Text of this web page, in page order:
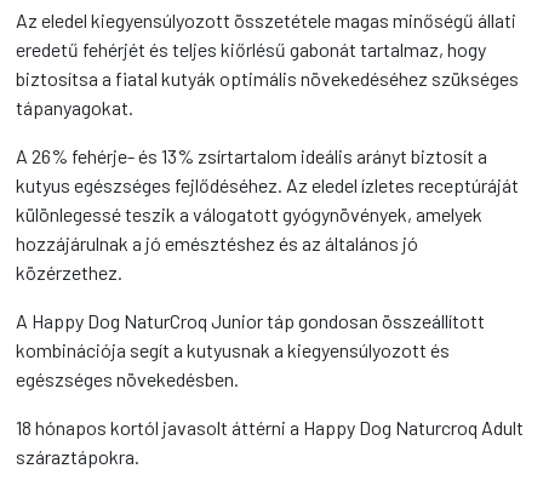
Az eledel kiegyensúlyozott összetétele magas minőségű állati
eredetű fehérjét és teljes kiőrlésű gabonát tartalmaz, hogy
biztosítsa a fiatal kutyák optimális növekedéséhez szükséges
tápanyagokat.
A 26% fehérje- és 13% zsírtartalom ideális arányt biztosít a
kutyus egészséges fejlődéséhez. Az eledel ízletes receptúráját
különlegessé teszik a válogatott gyógynövények, amelyek
hozzájárulnak a jó emésztéshez és az általános jó
közérzethez.
A Happy Dog NaturCroq Junior táp gondosan összeállított
kombinációja segít a kutyusnak a kiegyensúlyozott és
egészséges növekedésben.
18 hónapos kortól javasolt áttérni a Happy Dog Naturcroq Adult
száraztápokra.